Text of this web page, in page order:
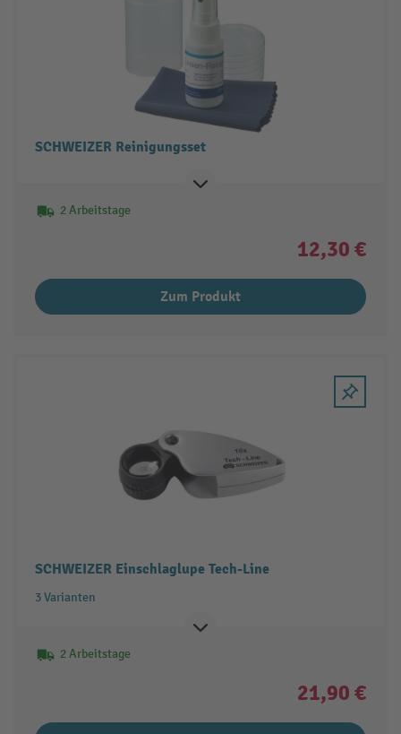
SCHWEIZER Reinigungsset
2 Arbeitstage
12,30 €
Zum Produkt
SCHWEIZER Einschlaglupe Tech-Line
3 Varianten
2 Arbeitstage
21,90 €